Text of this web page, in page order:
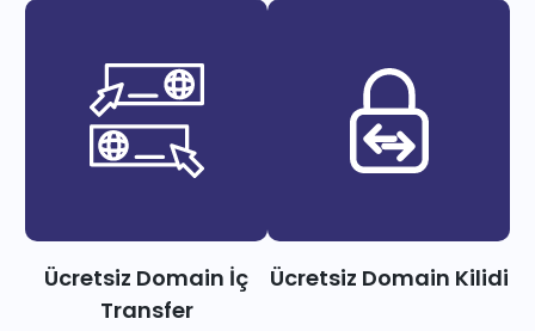
Ücretsiz Domain İç
Transfer
Ücretsiz Domain Kilidi